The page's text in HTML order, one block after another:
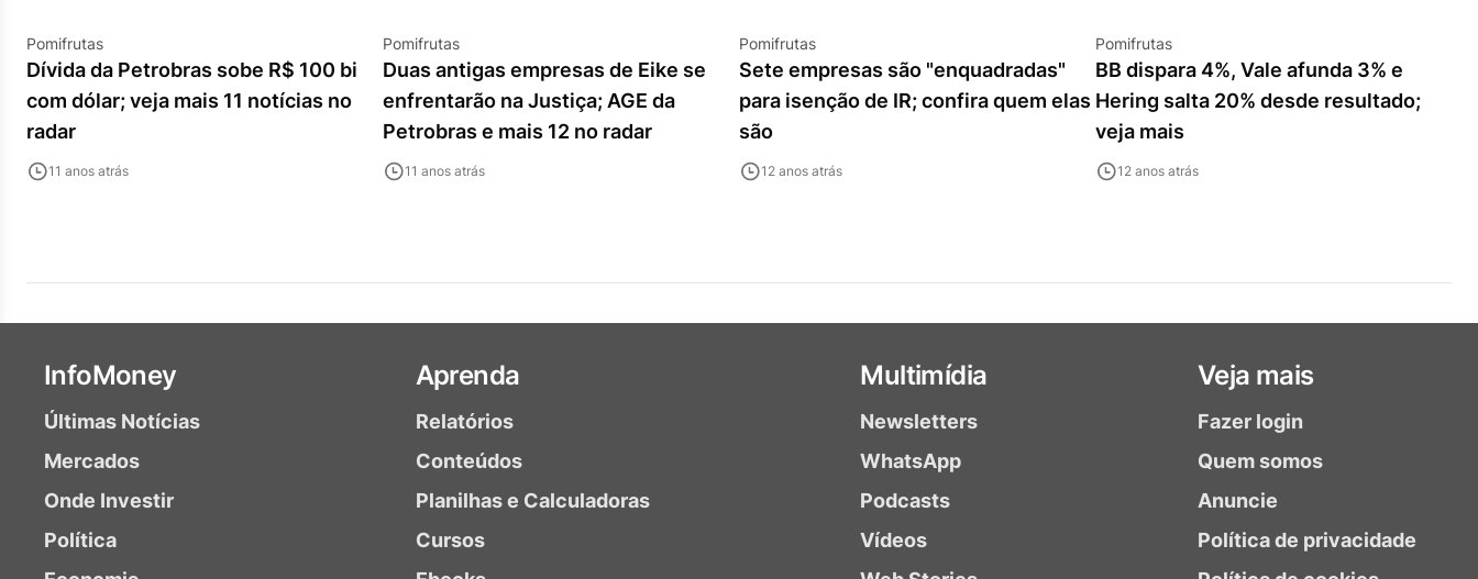
Pomifrutas
Dívida da Petrobras sobe R$ 100 bi
com dólar; veja mais 11 notícias no
radar
11 anos atrás
Pomifrutas
Duas antigas empresas de Eike se
enfrentarão na Justiça; AGE da
Petrobras e mais 12 no radar
11 anos atrás
Pomifrutas
Sete empresas são "enquadradas"
para isenção de IR; confira quem elas
são
12 anos atrás
Pomifrutas
BB dispara 4%, Vale afunda 3% e
Hering salta 20% desde resultado;
veja mais
12 anos atrás
InfoMoney
Últimas Notícias
Mercados
Onde Investir
Política
Aprenda
Relatórios
Conteúdos
Planilhas e Calculadoras
Cursos
Multimídia
Newsletters
WhatsApp
Podcasts
Vídeos
Veja mais
Fazer login
Quem somos
Anuncie
Política de privacidade